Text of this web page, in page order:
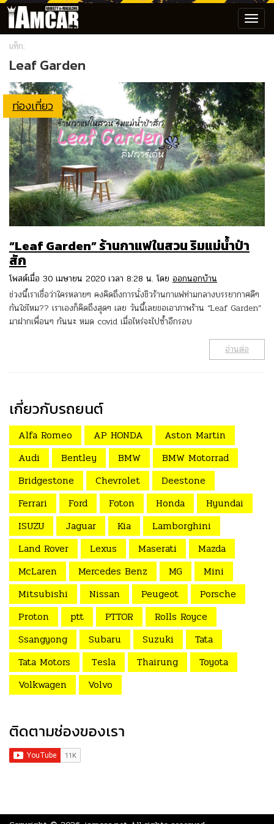
แท็ก:
Leaf Garden
ท่องเที่ยว
“Leaf Garden” ร้านกาแฟในสวน ริมแม่น้ำป่า
สัก
โพสต์เมื่อ 30 เมษายน 2020 เวลา 8:28 น. โดย ออกนอกบ้าน
ช่วงนี้เราเชื่อว่าใครหลายๆ คงคิดถึงการนั่งชิวร้านกาแฟท่ามกลางบรรยากาศดีๆ
กันใช่ไหม?? เราเองก็คิดถึงสุดๆ เลย วันนี้เลยขอเอาภาพร้าน “Leaf Garden”
มาฝากเพื่อนๆ กันนะ หมด covid เมื่อไหร่จะไปซ้ำอีกรอบ
อ่านต่อ
เกี่ยวกับรถยนต์
Alfa Romeo AP HONDA
Aston Martin
Audi
Bentley BMW
BMW Motorrad
Bridgestone
Chevrolet
Deestone
Ferrari
Ford Foton Honda
Hyundai
ISUZU
Jaguar Kia
Lamborghini
Land Rover
Lexus Maserati
Mazda
McLaren
Mercedes Benz MG
Mini
Mitsubishi
Nissan Peugeot
Porsche
Proton
ptt PTTOR
Rolls Royce
Ssangyong
Subaru Suzuki
Tata
Tata Motors
Tesla Thairung
Toyota
Volkwagen
Volvo
ติดตามช่องของเรา